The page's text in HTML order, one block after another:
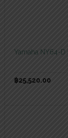
Yamaha NY64-D
฿25,520.00